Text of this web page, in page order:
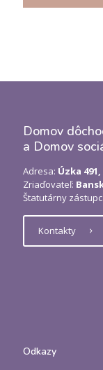
Domov
a Domov
Adresa: Úzka
Zriaďovateľ:
Štatutárny
Kontakty
Odkazy